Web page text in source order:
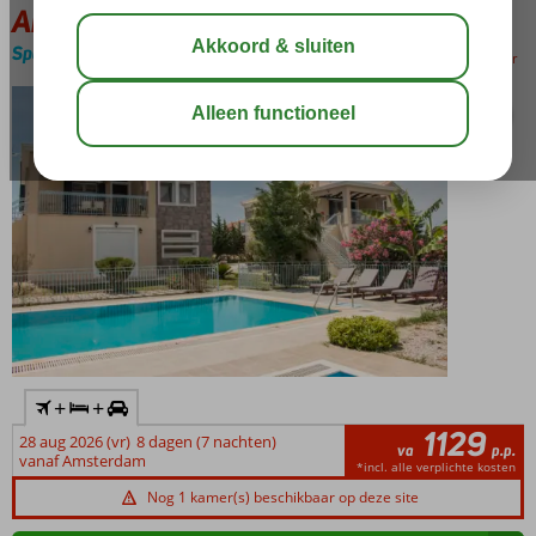
Anasa Villas
Special category Logies-Villa bewaar
+ +
28 aug 2026 (vr) 8 dagen (7 nachten)
vanaf Amsterdam
va 1129 p.p.
*incl. alle verplichte kosten
Nog 1 kamer(s) beschikbaar op deze site